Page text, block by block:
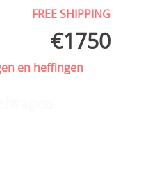
FREE SHIPPING
€1750
en heffingen